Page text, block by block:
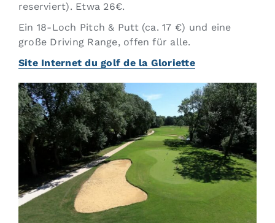
reserviert). Etwa 26€.
Ein 18-Loch Pitch & Putt (ca. 17 €) und eine
große Driving Range, offen für alle.
Site Internet du golf de la Gloriette